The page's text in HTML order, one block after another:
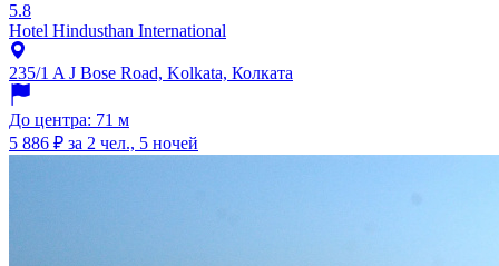
5.8
Hotel Hindusthan International
235/1 A J Bose Road, Kolkata, Колката
До центра: 71 м
5 886 ₽ за 2 чел., 5 ночей